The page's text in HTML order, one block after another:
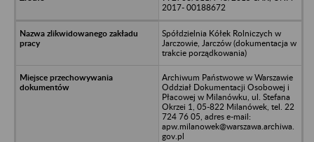
2017- 00188672
Spółdzielnia Kółek Rolniczych w
Jarczowie, Jarczów (dokumentacja w
trakcie porządkowania)
Archiwum Państwowe w Warszawie
Oddział Dokumentacji Osobowej i
Płacowej w Milanówku, ul. Stefana
Okrzei 1, 05-822 Milanówek, tel. 22
724 76 05, adres e-mail:
apw.milanowek@warszawa.archiwa.
gov.pl